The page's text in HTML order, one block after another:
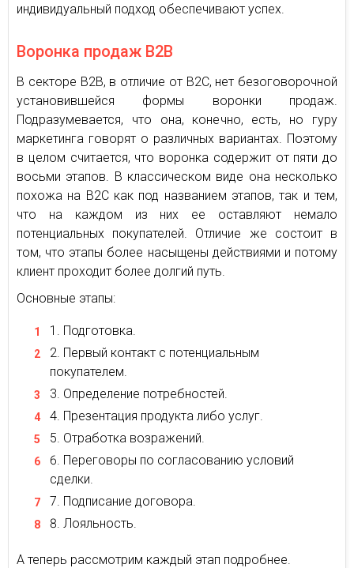
индивидуальный подход обеспечивают успех.
Воронка продаж В2В
В секторе В2В, в отличие от В2С, нет безоговорочной
установившейся формы воронки продаж.
Подразумевается, что она, конечно, есть, но гуру
маркетинга говорят о различных вариантах. Поэтому
в целом считается, что воронка содержит от пяти до
восьми этапов. В классическом виде она несколько
похожа на В2С как под названием этапов, так и тем,
что на каждом из них ее оставляют немало
потенциальных покупателей. Отличие же состоит в
том, что этапы более насыщены действиями и потому
клиент проходит более долгий путь.
Основные этапы:
Подготовка.
Первый контакт с потенциальным
покупателем.
Определение потребностей.
Презентация продукта либо услуг.
Отработка возражений.
Переговоры по согласованию условий
сделки.
Подписание договора.
Лояльность.
А теперь рассмотрим каждый этап подробнее.